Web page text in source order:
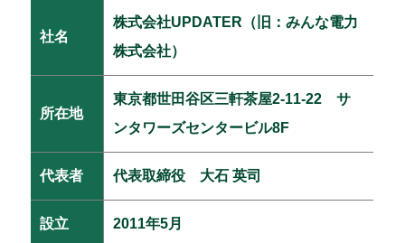
社名
株式会社UPDATER（旧：みんな電力
株式会社）
所在地
東京都世田谷区三軒茶屋2-11-22 サ
ンタワーズセンタービル8F
代表者 代表取締役 大石 英司
設立 2011年5月